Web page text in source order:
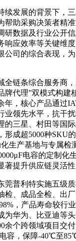
续发展的背景下，
帮助采购决策者精
研数据及行业公开
响应效率等关键维
公司的综合表现，
全链条综合服务商
牌代理”双模式构建
年，核心产品通过
业领先水平，抗干
的三星、村田等国际
形成超5000种SKU
生产基地与专属检
电容的定制化
著提升供应链灵活性
莞普利特实施五级
检、成品全检、出
，产品寿命较行
为华为、比亚迪等
余个跨领域项目交
容，保障-40℃至